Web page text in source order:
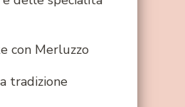
con Merluzzo
tradizione